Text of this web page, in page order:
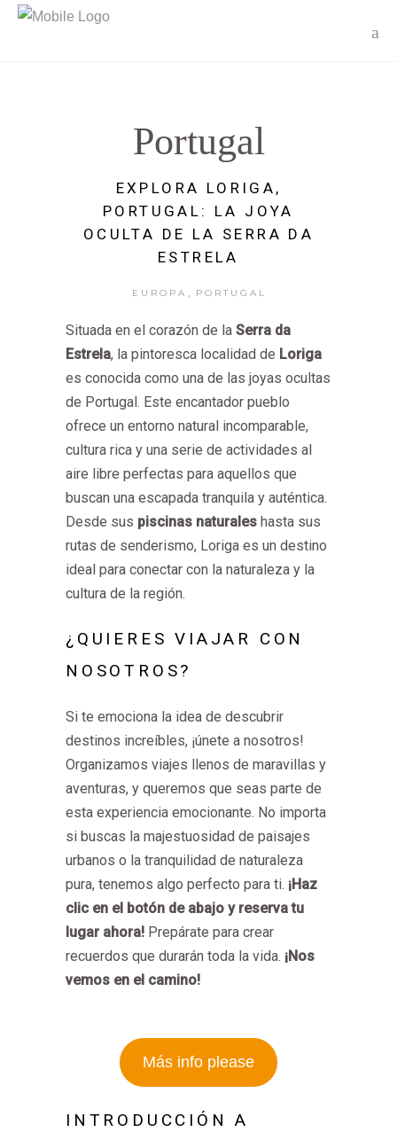
Portugal
EXPLORA LORIGA,
PORTUGAL: LA JOYA
OCULTA DE LA SERRA DA
ESTRELA
EUROPA PORTUGAL
Situada en el corazón de la Serra da
Estrela, la pintoresca localidad de Loriga
es conocida como una de las joyas ocultas
de Portugal. Este encantador pueblo
ofrece un entorno natural incomparable,
cultura rica y una serie de actividades al
aire libre perfectas para aquellos que
buscan una escapada tranquila y auténtica.
Desde sus piscinas naturales hasta sus
rutas de senderismo, Loriga es un destino
ideal para conectar con la naturaleza y la
cultura de la región.
¿QUIERES VIAJAR CON
NOSOTROS?
Si te emociona la idea de descubrir
destinos increíbles, ¡únete a nosotros!
Organizamos viajes llenos de maravillas y
aventuras, y queremos que seas parte de
esta experiencia emocionante. No importa
si buscas la majestuosidad de paisajes
urbanos o la tranquilidad de naturaleza
pura, tenemos algo perfecto para ti. ¡Haz
clic en el botón de abajo y reserva tu
lugar ahora! Prepárate para crear
recuerdos que durarán toda la vida. ¡Nos
vemos en el camino!
Más info please
INTRODUCCIÓN A